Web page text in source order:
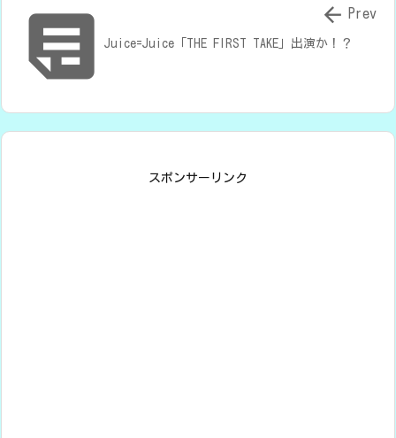
Juice=Juice「THE FIRST TAKE」出演か！？
 Prev
スポンサーリンク